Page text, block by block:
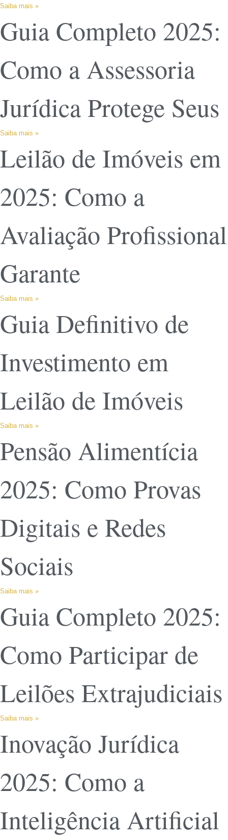
Saiba mais »
Guia Completo 2025:
Como a Assessoria
Jurídica Protege Seus
Saiba mais »
Leilão de Imóveis em
2025: Como a
Avaliação Profissional
Garante
Saiba mais »
Guia Definitivo de
Investimento em
Leilão de Imóveis
Saiba mais »
Pensão Alimentícia
2025: Como Provas
Digitais e Redes
Sociais
Saiba mais »
Guia Completo 2025:
Como Participar de
Leilões Extrajudiciais
Saiba mais »
Inovação Jurídica
2025: Como a
Inteligência Artificial